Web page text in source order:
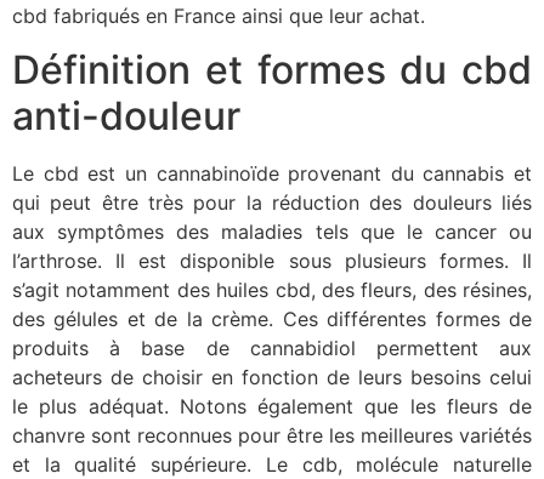
cbd fabriqués en France ainsi que leur achat.
Définition et formes du cbd
anti-douleur
Le cbd est un cannabinoïde provenant du cannabis et
qui peut être très pour la réduction des douleurs liés
aux symptômes des maladies tels que le cancer ou
l’arthrose. Il est disponible sous plusieurs formes. Il
s’agit notamment des huiles cbd, des fleurs, des résines,
des gélules et de la crème. Ces différentes formes de
produits à base de cannabidiol permettent aux
acheteurs de choisir en fonction de leurs besoins celui
le plus adéquat. Notons également que les fleurs de
chanvre sont reconnues pour être les meilleures variétés
et la qualité supérieure. Le cdb, molécule naturelle